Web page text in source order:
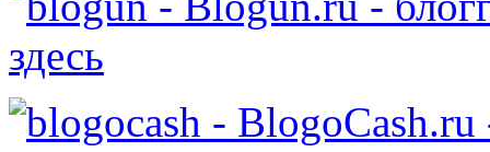
здесь
- BlogoCash.ru